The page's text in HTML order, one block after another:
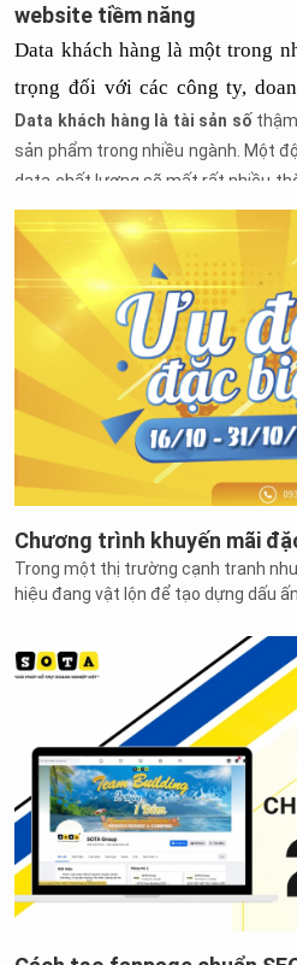
website tiềm năng
Data khách hàng là một trong
trọng đối với các công ty,
Data khách hàng là tài sản số
sản phẩm trong nhiều ngành. Một
data chất lượng sẽ mất rất nhiều
mới.
Chương trình khuyến mãi
Trong một thị trường cạnh tranh
hiệu đang vật lộn để tạo dựng dấu